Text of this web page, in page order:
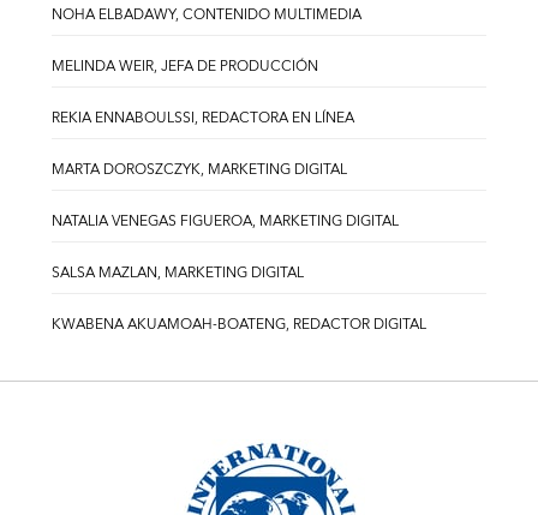
NOHA ELBADAWY, CONTENIDO MULTIMEDIA
MELINDA WEIR, JEFA DE PRODUCCIÓN
REKIA ENNABOULSSI, REDACTORA EN LÍNEA
MARTA DOROSZCZYK, MARKETING DIGITAL
NATALIA VENEGAS FIGUEROA, MARKETING DIGITAL
SALSA MAZLAN, MARKETING DIGITAL
KWABENA AKUAMOAH-BOATENG, REDACTOR DIGITAL